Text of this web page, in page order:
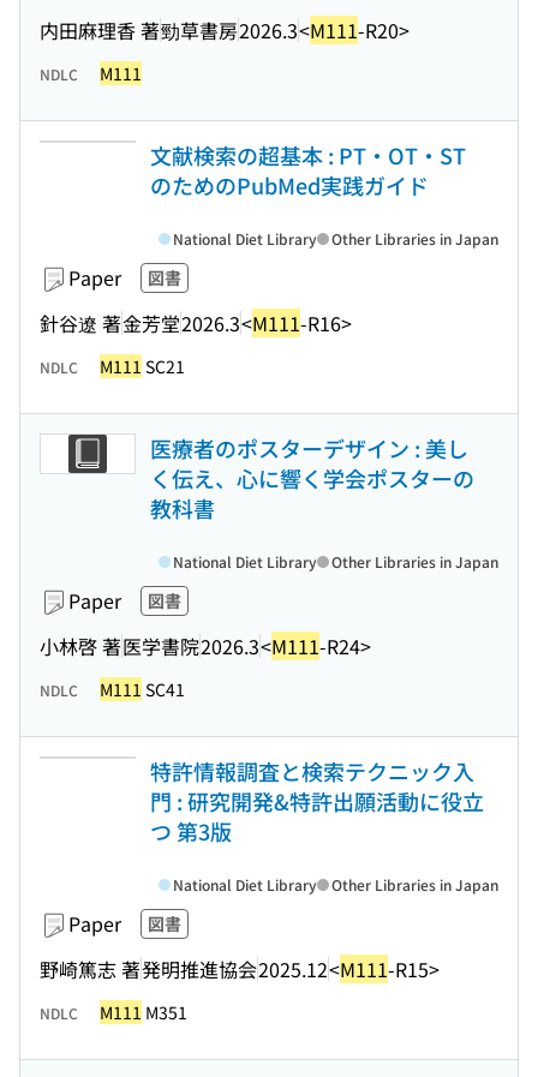
内田麻理香 著勁草書房2026.3<M111-R20>
NDLC M111
文献検索の超基本 : PT・OT・ST
のためのPubMed実践ガイド
Paper 図書
針谷遼 著金芳堂2026.3<M111-R16>
National Diet Library Other Libraries in Japan
NDLC M111 SC21
医療者のポスターデザイン : 美し
く伝え、心に響く学会ポスターの
教科書
Paper 図書
小林啓 著医学書院2026.3<M111-R24>
National Diet Library Other Libraries in Japan
NDLC M111 SC41
特許情報調査と検索テクニック入
門 : 研究開発&特許出願活動に役立
つ 第3版
Paper 図書
野崎篤志 著発明推進協会2025.12<M111-R15>
National Diet Library Other Libraries in Japan
NDLC M111 M351